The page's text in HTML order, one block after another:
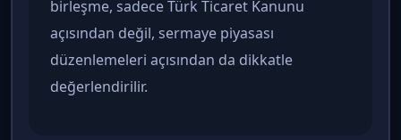
birleşme, sadece Türk Ticaret Kanunu
açısından değil, sermaye piyasası
düzenlemeleri açısından da dikkatle
değerlendirilir.